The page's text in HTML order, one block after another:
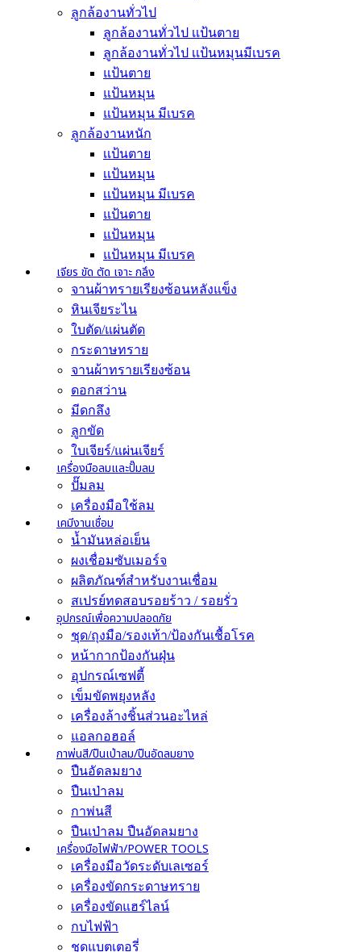
ลูกล้องานทั่วไป
ลูกล้องานทั่วไป เเป้นตาย
ลูกล้องานทั่วไป เเป้นหมุนมีเบรค
แป้นตาย
แป้นหมุน
แป้นหมุน มีเบรค
ลูกล้องานหนัก
เเป้นตาย
เเป้นหมุน
เเป้นหมุน มีเบรค
แป้นตาย
แป้นหมุน
แป้นหมุน มีเบรค
เจียร ขัด ตัด เจาะ กลึง
จานผ้าทรายเรียงซ้อนหลังแข็ง
หินเจียระไน
ใบตัด/แผ่นตัด
กระดาษทราย
จานผ้าทรายเรียงซ้อน
ดอกสว่าน
มีดกลึง
ลูกขัด
ใบเจียร์/แผ่นเจียร์
เครื่องมือลมและปั๊มลม
ปั๊มลม
เครื่องมือใช้ลม
เคมีงานเชื่อม
น้ำมันหล่อเย็น
ผงเชื่อมซับเมอร์จ
ผลิตภัณฑ์สำหรับงานเชื่อม
สเปรย์ทดสอบรอยร้าว / รอยรั่ว
อุปกรณ์เพื่อความปลอดภัย
ชุด/ถุงมือ/รองเท้า/ป้องกันเชื้อโรค
หน้ากากป้องกันฝุ่น
อุปกรณ์เซฟตี้
เข็มขัดพยุงหลัง
เครื่องล้างชิ้นส่วนอะไหล่
แอลกอฮอล์
กาพ่นสี/ปืนเป่าลม/ปืนอัดลมยาง
ปืนอัดลมยาง
ปืนเป่าลม
กาพ่นสี
ปืนเป่าลม ปืนอัดลมยาง
เครื่องมือไฟฟ้า/POWER TOOLS
เครื่องมือวัดระดับเลเซอร์
เครื่องขัดกระดาษทราย
เครื่องขัดแฮร์ไลน์
กบไฟฟ้า
ชุดแบตเตอรี่